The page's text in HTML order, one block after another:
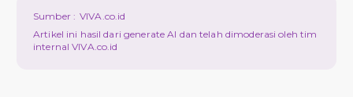
Sumber : VIVA.co.id
Artikel ini hasil dari generate AI dan telah dimoderasi oleh tim
internal VIVA.co.id